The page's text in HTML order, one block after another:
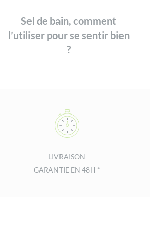
Sel de bain, comment
l’utiliser pour se sentir bien
?
LIVRAISON
GARANTIE EN 48H *